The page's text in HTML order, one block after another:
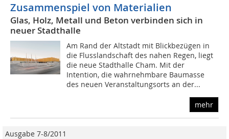
Zusammenspiel von Materialien
Glas, Holz, Metall und Beton verbinden sich in
neuer Stadthalle
Am Rand der Altstadt mit Blickbezügen in
die Flusslandschaft des nahen Regen, liegt
die neue Stadthalle Cham. Mit der
Intention, die wahrnehmbare Baumasse
des neuen Veranstaltungsorts an der...
mehr
Ausgabe 7-8/2011